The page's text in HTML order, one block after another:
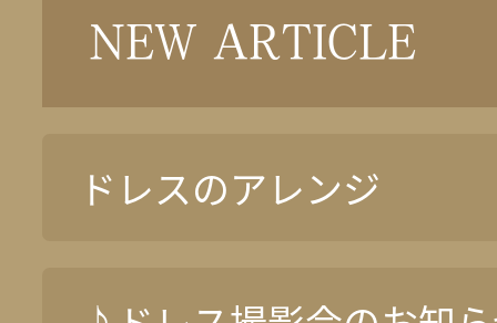
NEW ARTICLE
ドレスのアレンジ